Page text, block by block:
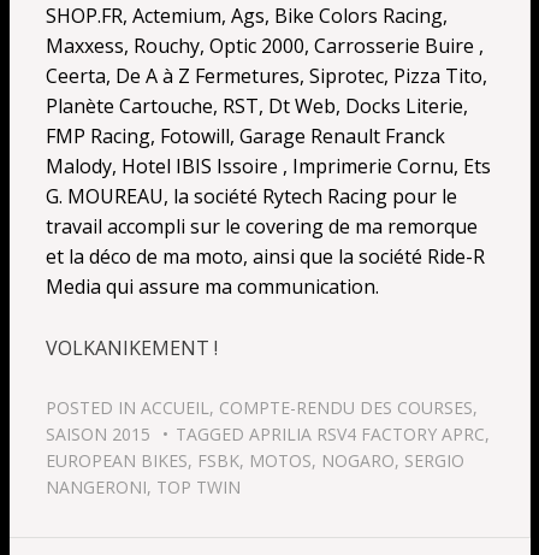
SHOP.FR, Actemium, Ags, Bike Colors Racing,
Maxxess, Rouchy, Optic 2000, Carrosserie Buire ,
Ceerta, De A à Z Fermetures, Siprotec, Pizza Tito,
Planète Cartouche, RST, Dt Web, Docks Literie,
FMP Racing, Fotowill, Garage Renault Franck
Malody, Hotel IBIS Issoire , Imprimerie Cornu, Ets
G. MOUREAU, la société Rytech Racing pour le
travail accompli sur le covering de ma remorque
et la déco de ma moto, ainsi que la société Ride-R
Media qui assure ma communication.
VOLKANIKEMENT !
POSTED IN ACCUEIL , COMPTE-RENDU DES COURSES,
SAISON 2015
TAGGED APRILIA RSV4 FACTORY APRC,
EUROPEAN BIKES, FSBK, MOTOS, NOGARO, SERGIO
NANGERONI, TOP TWIN